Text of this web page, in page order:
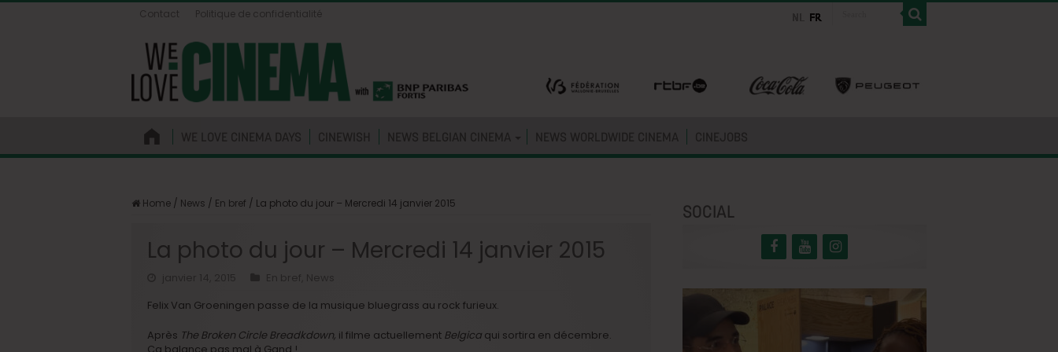
Contact Politique de confidentialité
WE LOVE CINEMA DAYS CINEWISH NEWS BELGIAN CINEMA NEWS WORLDWIDE CINEMA CINEJOBS
Home / News / En bref / La photo du jour – Mercredi 14 janvier 2015
La photo du jour – Mercredi 14 janvier 2015
Felix Van Groeningen passe de la musique bluegrass au rock furieux.
Après The Broken Circle Breadkdown, il filme actuellement Belgica qui sortira en décembre.
Ça balance pas mal à Gand !
SOCIAL